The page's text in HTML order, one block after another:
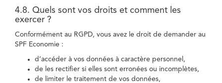
4.8. Quels sont vos droits et comment les
exercer ?
Conformément au RGPD, vous avez le droit de demander au
SPF Economie :
d’accéder à vos données à caractère personnel,
de les rectifier si elles sont erronées ou incomplètes,
de limiter le traitement de vos données,